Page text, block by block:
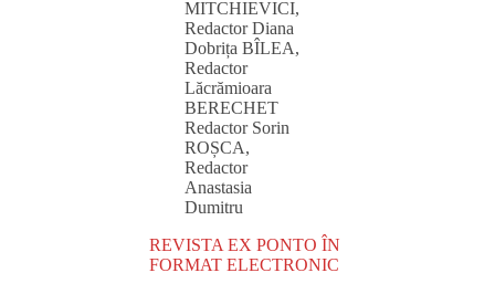
MITCHIEVICI,
Redactor Diana
Dobrița BÎLEA,
Redactor
Lăcrămioara
BERECHET
Redactor Sorin
ROȘCA,
Redactor
Anastasia
Dumitru
REVISTA EX PONTO ÎN
FORMAT ELECTRONIC